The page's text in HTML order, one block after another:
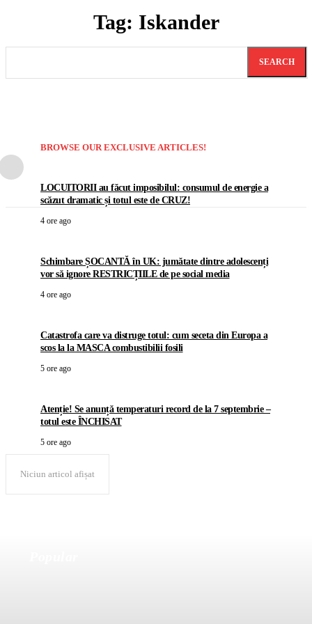
Tag: Iskander
SEARCH
BROWSE OUR EXCLUSIVE ARTICLES!
LOCUITORII au făcut imposibilul: consumul de energie a
scăzut dramatic și totul este de CRUZ!
4 ore ago
Schimbare ȘOCANTĂ în UK: jumătate dintre adolescenți
vor să ignore RESTRICȚIILE de pe social media
4 ore ago
Catastrofa care va distruge totul: cum seceta din Europa a
scos la la MASCA combustibilii fosili
5 ore ago
Atenție! Se anunță temperaturi record de la 7 septembrie –
totul este ÎNCHISAT
5 ore ago
Niciun articol afișat